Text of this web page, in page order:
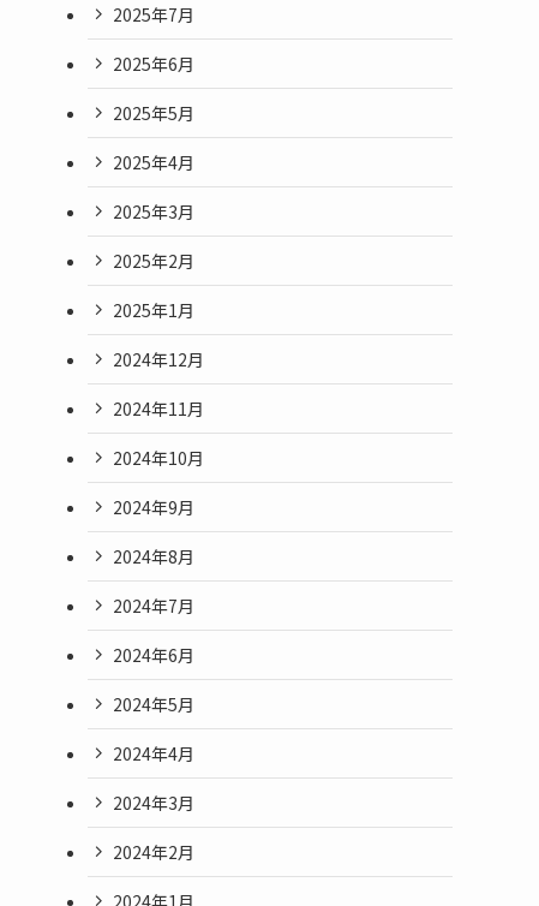
2025年7月
2025年6月
2025年5月
2025年4月
2025年3月
2025年2月
2025年1月
2024年12月
2024年11月
2024年10月
2024年9月
2024年8月
2024年7月
2024年6月
2024年5月
2024年4月
2024年3月
2024年2月
2024年1月